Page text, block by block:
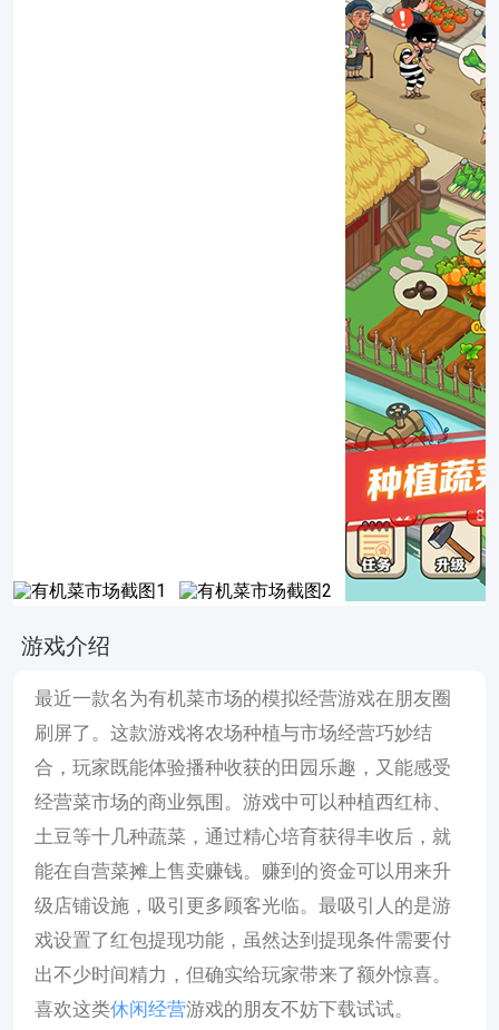
游戏介绍
最近一款名为有机菜市场的模拟经营游戏在朋友圈
刷屏了。这款游戏将农场种植与市场经营巧妙结
合，玩家既能体验播种收获的田园乐趣，又能感受
经营菜市场的商业氛围。游戏中可以种植西红柿、
土豆等十几种蔬菜，通过精心培育获得丰收后，就
能在自营菜摊上售卖赚钱。赚到的资金可以用来升
级店铺设施，吸引更多顾客光临。最吸引人的是游
戏设置了红包提现功能，虽然达到提现条件需要付
出不少时间精力，但确实给玩家带来了额外惊喜。
喜欢这类休闲经营游戏的朋友不妨下载试试。